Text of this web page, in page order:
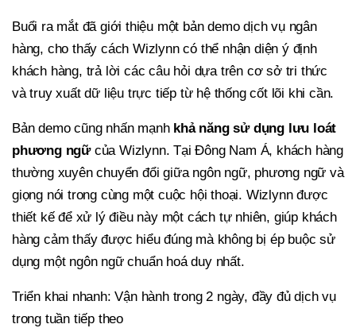
Buổi ra mắt đã giới thiệu một bản demo dịch vụ ngân
hàng, cho thấy cách Wizlynn có thể nhận diện ý định
khách hàng, trả lời các câu hỏi dựa trên cơ sở tri thức
và truy xuất dữ liệu trực tiếp từ hệ thống cốt lõi khi cần.
Bản demo cũng nhấn mạnh khả năng sử dụng lưu loát
phương ngữcủa Wizlynn. Tại Đông Nam Á, khách hàng
thường xuyên chuyển đổi giữa ngôn ngữ, phương ngữ và
giọng nói trong cùng một cuộc hội thoại. Wizlynn được
thiết kế để xử lý điều này một cách tự nhiên, giúp khách
hàng cảm thấy được hiểu đúng mà không bị ép buộc sử
dụng một ngôn ngữ chuẩn hoá duy nhất.
Triển khai nhanh: Vận hành trong 2 ngày, đầy đủ dịch vụ
trong tuần tiếp theo